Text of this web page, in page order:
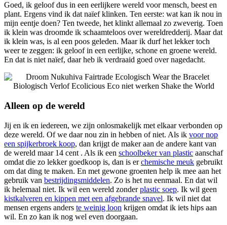
Goed, ik geloof dus in een eerlijkere wereld voor mensch, beest en
plant. Ergens vind ik dat naïef klinken. Ten eerste: wat kan ik nou in
mijn eentje doen? Ten tweede, het klinkt allemaal zo zweverig. Toen
ik klein was droomde ik schaamteloos over wereldredderij. Maar dat
ik klein was, is al een poos geleden. Maar ik durf het lekker toch
weer te zeggen: ik geloof in een eerlijke, schone en groene wereld.
En dat is niet naïef, daar heb ik verdraaid goed over nagedacht.
Alleen op de wereld
Jij en ik en iedereen, we zijn onlosmakelijk met elkaar verbonden op
deze wereld. Of we daar nou zin in hebben of niet. Als ik voor nop
een spijkerbroek koop, dan krijgt de maker aan de andere kant van
de wereld maar 14 cent . Als ik een schoolbeker van plastic aanschaf
omdat die zo lekker goedkoop is, dan is erchemische meuk gebruikt
om dat ding te maken. En met gewone groenten help ik mee aan het
gebruik van bestrijdingsmiddelen. Zo is het nu eenmaal. En dat wil
ik helemaal niet. Ik wil een wereld zonderplastic soep. Ik wil geen
kistkalveren en kippen met een afgebrande snavel. Ik wil niet dat
mensen ergens anders te weinig loon krijgen omdat ik iets hips aan
wil. En zo kan ik nog wel even doorgaan.